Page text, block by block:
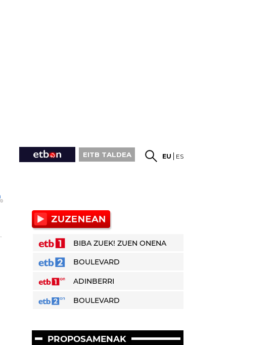
EITB TALDEA EU ES
BIBA ZUEK! ZUEN ONENA
BOULEVARD
ADINBERRI
BOULEVARD
PROPOSAMENAK